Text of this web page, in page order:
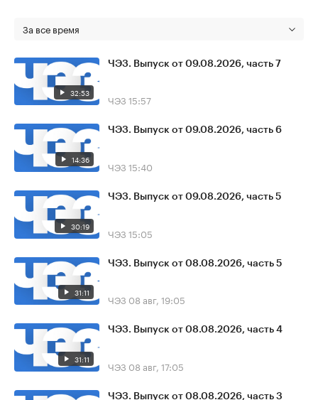
За все время
32:53
ЧЭЗ. Выпуск от 09.08.2026, часть 7
ЧЭЗ 15:57
14:36
ЧЭЗ. Выпуск от 09.08.2026, часть 6
ЧЭЗ 15:40
30:19
ЧЭЗ. Выпуск от 09.08.2026, часть 5
ЧЭЗ 15:05
31:11
ЧЭЗ. Выпуск от 08.08.2026, часть 5
ЧЭЗ 08 авг, 19:05
31:11
ЧЭЗ. Выпуск от 08.08.2026, часть 4
ЧЭЗ 08 авг, 17:05
ЧЭЗ. Выпуск от 08.08.2026, часть 3